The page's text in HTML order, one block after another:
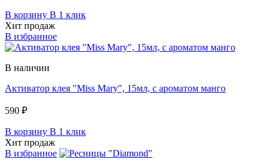
В корзину В 1 клик
Хит продаж
В избранное
В наличии
Активатор клея "Miss Mary", 15мл, c ароматом манго
590 ₽
В корзину В 1 клик
Хит продаж
В избранное